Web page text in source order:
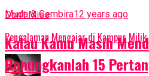
Don't Miss
Pengalaman Mengajar di Kampus
Muda & Gembira12 years ago
Kalau Kamu Masih
Renungkanlah 15